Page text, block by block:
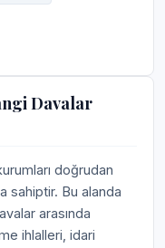
Davalar
doğrudan
sahiptir. Bu alanda
arasında
ihlalleri, idari